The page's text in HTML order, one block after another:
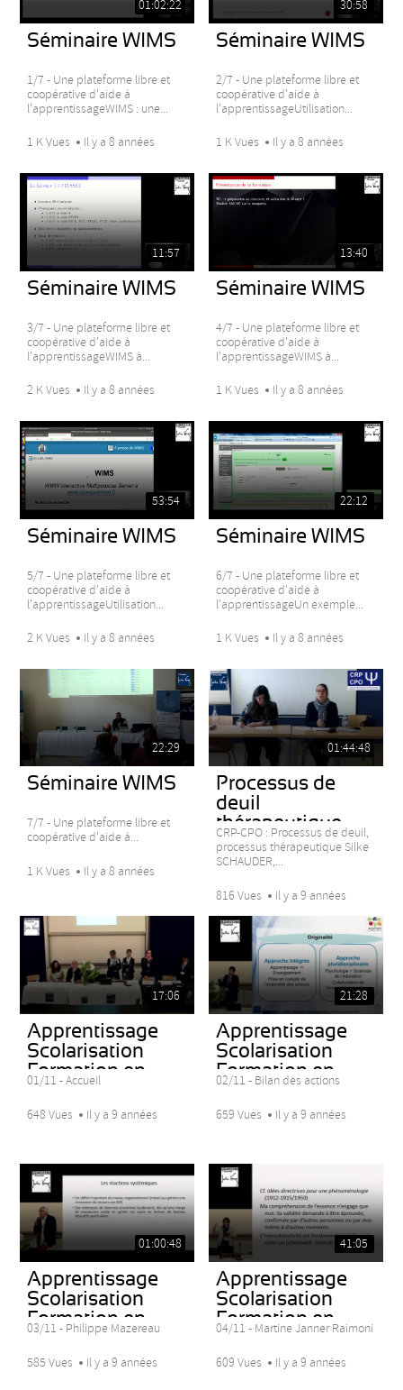
01:02:22
Séminaire WIMS
1/7 - Une plateforme libre et
coopérative d'aide à
l'apprentissageWIMS : une...
1 K Vues Il y a 8 années
30:58
Séminaire WIMS
2/7 - Une plateforme libre et
coopérative d'aide à
l'apprentissageUtilisation...
1 K Vues Il y a 8 années
11:57
Séminaire WIMS
3/7 - Une plateforme libre et
coopérative d'aide à
l'apprentissageWIMS à...
2 K Vues Il y a 8 années
13:40
Séminaire WIMS
4/7 - Une plateforme libre et
coopérative d'aide à
l'apprentissageWIMS à...
1 K Vues Il y a 8 années
53:54
Séminaire WIMS
5/7 - Une plateforme libre et
coopérative d'aide à
l'apprentissageUtilisation...
2 K Vues Il y a 8 années
22:12
Séminaire WIMS
6/7 - Une plateforme libre et
coopérative d'aide à
l'apprentissageUn exemple...
1 K Vues Il y a 8 années
22:29
Séminaire WIMS
7/7 - Une plateforme libre et
coopérative d'aide à...
1 K Vues Il y a 8 années
01:44:48
Processus de
deuil
thérapeutique
CRP-CPO : Processus de deuil,
processus thérapeutique Silke
SCHAUDER,...
816 Vues Il y a 9 années
17:06
Apprentissage
Scolarisation
Formation en...
01/11 - Accueil
648 Vues Il y a 9 années
21:28
Apprentissage
Scolarisation
Formation en...
02/11 - Bilan des actions
659 Vues Il y a 9 années
01:00:48
Apprentissage
Scolarisation
Formation en...
03/11 - Philippe Mazereau
585 Vues Il y a 9 années
41:05
Apprentissage
Scolarisation
Formation en...
04/11 - Martine Janner Raimoni
609 Vues Il y a 9 années